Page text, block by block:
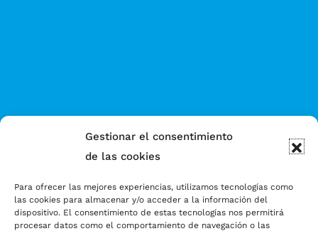
Gestionar el consentimiento
de las cookies
Para ofrecer las mejores experiencias, utilizamos tecnologías como
las cookies para almacenar y/o acceder a la información del
dispositivo. El consentimiento de estas tecnologías nos permitirá
procesar datos como el comportamiento de navegación o las